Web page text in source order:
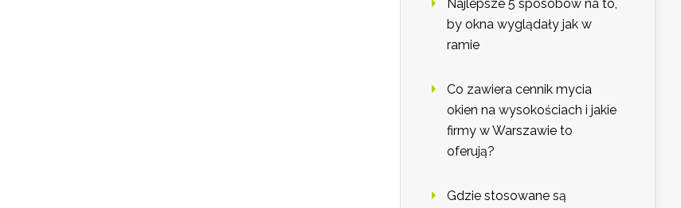
Najlepsze 5 sposobów na to,
by okna wyglądały jak w
ramie
Co zawiera cennik mycia
okien na wysokościach i jakie
firmy w Warszawie to
oferują?
Gdzie stosowane są